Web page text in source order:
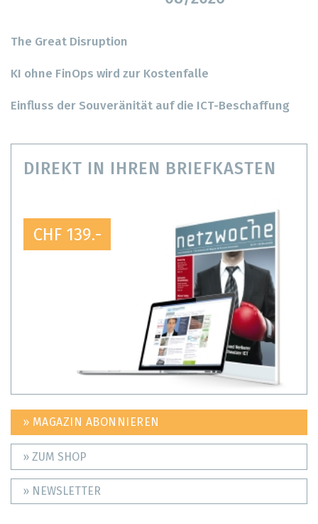
The Great Disruption
KI ohne FinOps wird zur Kostenfalle
Einfluss der Souveränität auf die ICT-Beschaffung
DIREKT IN IHREN BRIEFKASTEN
CHF 139.-
» MAGAZIN ABONNIEREN
» ZUM SHOP
» NEWSLETTER